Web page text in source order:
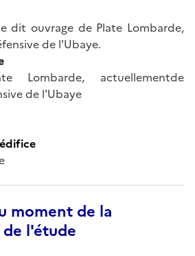
dit ouvrage de Plate Lombarde,
de l'Ubaye.
Lombarde, actuellementde
de l'Ubaye
moment de la
l'étude